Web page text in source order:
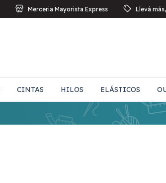
Merceria Mayorista Express Llevá
CINTAS HILOS ELÁSTICOS